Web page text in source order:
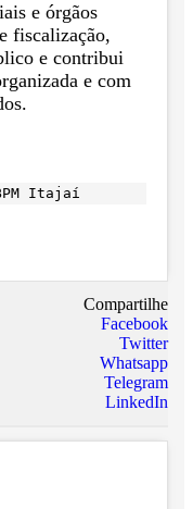
e órgãos
fiscalização,
e contribui
e com
Itajaí
Compartilhe
Facebook
Twitter
Whatsapp
Telegram
LinkedIn